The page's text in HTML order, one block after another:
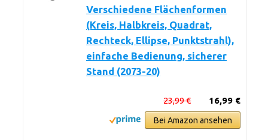
Verschiedene Flächenformen
(Kreis, Halbkreis, Quadrat,
Rechteck, Ellipse, Punktstrahl),
einfache Bedienung, sicherer
Stand (2073-20)
16,99 €
23,99 €
Bei Amazon ansehen